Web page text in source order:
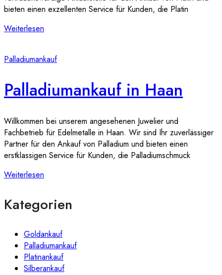
bieten einen exzellenten Service für Kunden, die Platin
Weiterlesen
Palladiumankauf
Palladiumankauf in Haan
Willkommen bei unserem angesehenen Juwelier und
Fachbetrieb für Edelmetalle in Haan. Wir sind Ihr zuverlässiger
Partner für den Ankauf von Palladium und bieten einen
erstklassigen Service für Kunden, die Palladiumschmuck
Weiterlesen
Kategorien
Goldankauf
Palladiumankauf
Platinankauf
Silberankauf